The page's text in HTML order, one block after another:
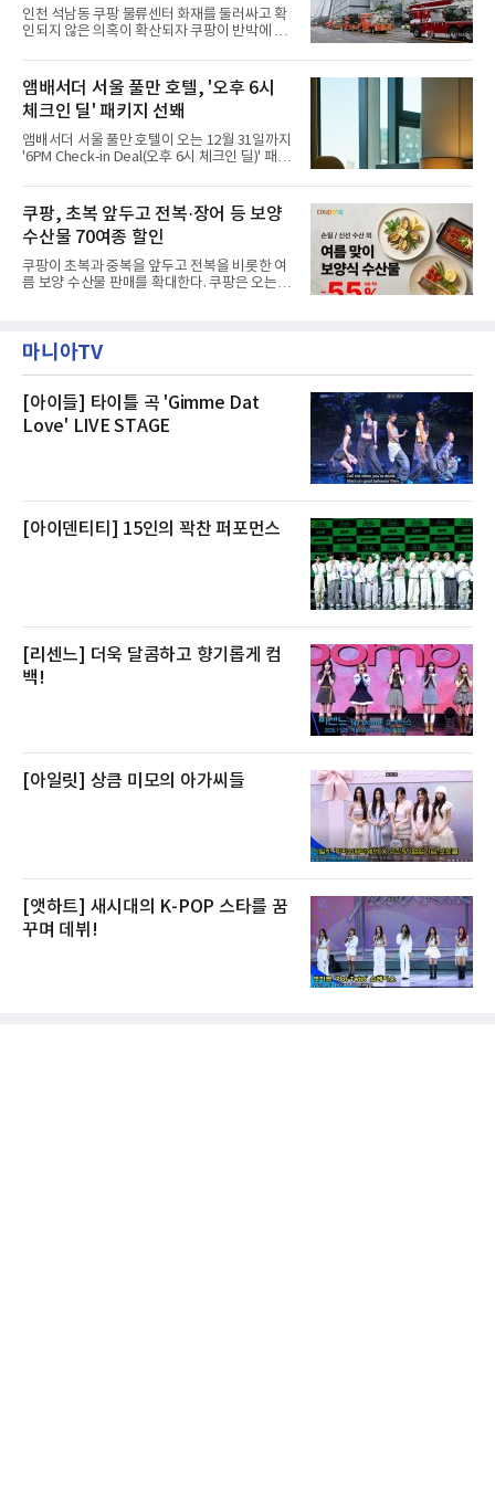
부터 2가구 지원 완료CFS는 신현초등학교, 신
현북초등학교, 신현여자중학교 등 인천 서해구
관내 임시 대피소 3곳에서 체류해온 화재 피해
민들의 호응 속에 CFS는 즉시 행동에 나섰다. 지
난 28일 오후 전문 청소업체와
인천 석남동 쿠팡 물류센터 화재를 둘러싸고 확
인되지 않은 의혹이 확산되자 쿠팡이 반박에 나
에 대해서는 외부 화재 연기 유입이라고 설명했
고, 2023년 같은 물류센터에서 발생한 화재에
대해서도 쿠팡 입주 전 공사 과정에서 벌어진 일
이라며 선을 그었다.쿠팡은 21일 인천 물류센터
내부에서 불이 타는 냄새가 났다는 의혹과 관련
해 “사실무근”이라는 입장을 밝혔다.회사 측은
“인근에서 지난 15일 다른 회사에서 발생한 대
것으로 확인됐다”고 설명했다.이어 “정확한 화
재 원인은 추후 조사될
앰배서더 서울 풀만 호텔, '오후 6시
체크인 딜' 패키지 선봬
앰배서더 서울 풀만 호텔이 오는 12월 31일까지
'6PM Check-in Deal(오후 6시 체크인 딜)' 패키
으로 여유로운 저녁 시간부터 호텔 스테이를 시
작할 수 있도록 준비됐다.앰배서더 서울 풀만 호
텔 측은 “퇴근 후 또는 주말 도심 속에서 짧지만
온전한 휴식을 원하는 고객들에게 특별한 경험
을 제공한다”고 밝혔다.패키지는 디럭스와 이그
제큐티브 두 가지 타입으로 구성된다. 디럭스 패
키지는 객실 1박(룸 온리)으로 심플한 호캉스를
스 센터 사우나 2인 이용 혜택이 포함된다.특히
클럽 앰배서더 라운지
쿠팡, 초복 앞두고 전복·장어 등 보양
수산물 70여종 할인
쿠팡이 초복과 중복을 앞두고 전복을 비롯한 여
름 보양 수산물 판매를 확대한다. 쿠팡은 오는
우 등이 포함됐다. 쿠팡은 올해 큰 크기의 전복
생산량이 늘어난 점을 반영해 주요 산지 상품을
전복은 산지에서 채취한 뒤 전국으로 직송되는
방식으로 운영된다. 신선도가 중요한 상품인 만
큼 이르면 다음 날 오전 배송이 가능하도록 물류
마니아TV
[아이들] 타이틀 곡 'Gimme Dat
Love' LIVE STAGE
[아이덴티티] 15인의 꽉찬 퍼포먼스
[리센느] 더욱 달콤하고 향기롭게 컴
백!
[아일릿] 상큼 미모의 아가씨들
[앳하트] 새시대의 K-POP 스타를 꿈
꾸며 데뷔!